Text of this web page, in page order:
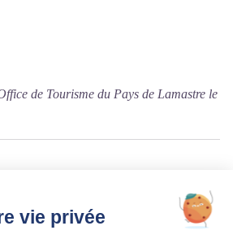
de Tourisme du Pays de Lamastre le